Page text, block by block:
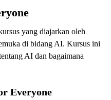
yang diajarkan oleh
di bidang AI. Kursus ini
AI dan bagaimana
Everyone